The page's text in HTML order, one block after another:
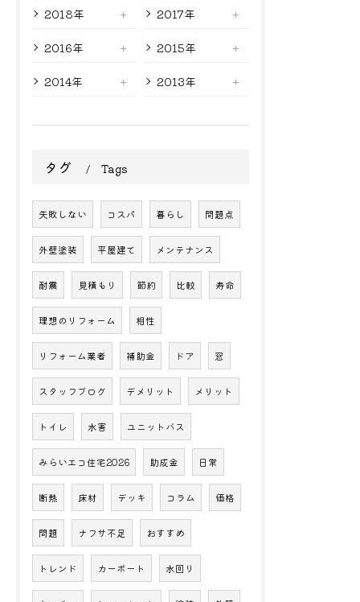
2018年 2017年
2016年 2015年
2014年 2013年
タグ Tags
失敗しない コスパ 暮らし 問題点
外壁塗装 平屋建て メンテナンス
耐震 見積もり 節約 比較 寿命
理想のリフォーム 相性
リフォーム業者 補助金 ドア 窓
スタッフブログ デメリット メリット
トイレ 水害 ユニットバス
みらいエコ住宅2026 助成金 日常
断熱 床材 デッキ コラム 価格
問題 ナフサ不足 おすすめ
トレンド カーポート 水回り